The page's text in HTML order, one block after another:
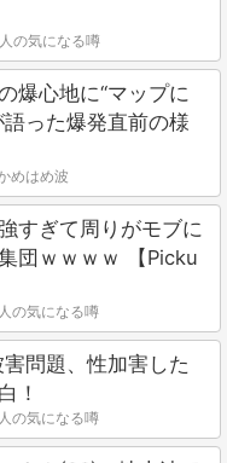
の気になる噂
爆心地に“マップに
った爆発直前の様
めはめ波
すぎて周りがモブに
団ｗｗｗｗ 【Picku
の気になる噂
害問題、性加害した
！
の気になる噂